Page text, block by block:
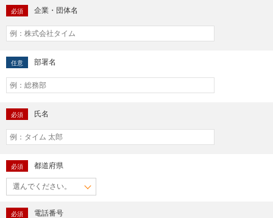
必須 企業・団体名
任意 部署名
必須 氏名
必須 都道府県
必須 電話番号